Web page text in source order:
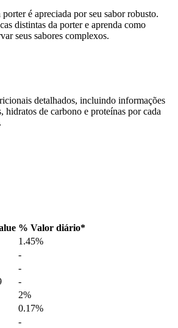
é apreciada por seu sabor robusto.
distintas da porter e aprenda como
seus sabores complexos.
detalhados, incluindo informações
hidratos de carbono e proteínas por cada
% Valor diário*
1.45%
-
-
-
2%
0.17%
-